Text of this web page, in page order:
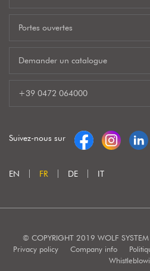
Portes ouvertes
Demander un catalogue
+39 0472 064000
Suivez-nous sur
EN FR DE IT
© COPYRIGHT 2019 WOLF SYSTEM
Privacy policy
Company info